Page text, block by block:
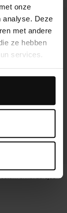
onze
analyse. Deze
met andere
ze hebben
services.
voor
over
vindt u op
enkellaarsjes